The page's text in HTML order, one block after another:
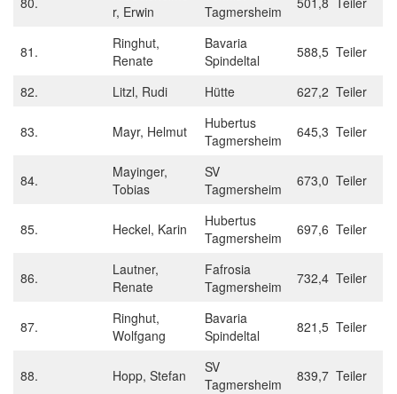
r, Erwin
Tagmersheim
81.
Ringhut,
Renate
Bavaria
Spindeltal
588,5 Teiler
82. Litzl, Rudi Hütte 627,2 Teiler
83. Mayr, Helmut
Hubertus
Tagmersheim
645,3 Teiler
84.
Mayinger,
Tobias
SV
Tagmersheim
673,0 Teiler
85. Heckel, Karin
Hubertus
Tagmersheim
697,6 Teiler
86.
Lautner,
Renate
Fafrosia
Tagmersheim
732,4 Teiler
87.
Ringhut,
Wolfgang
Bavaria
Spindeltal
821,5 Teiler
88. Hopp, Stefan
SV
Tagmersheim
839,7 Teiler